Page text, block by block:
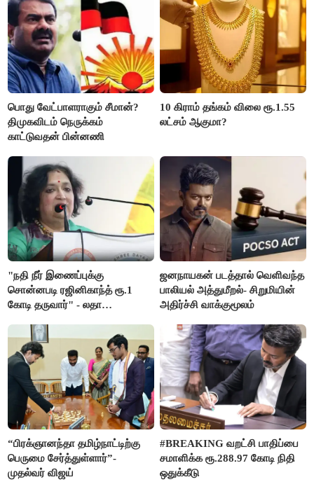
பொது வேட்பாளராகும் சீமான்?
திமுகவிடம் நெருக்கம்
காட்டுவதன் பின்னணி
10 கிராம் தங்கம் விலை ரூ.1.55
லட்சம் ஆகுமா?
"நதி நீர் இணைப்புக்கு
சொன்னபடி ரஜினிகாந்த் ரூ.1
கோடி தருவார்" - லதா
ஜனநாயகன் படத்தால் வெளிவந்த
பாலியல் அத்துமீறல்- சிறுமியின்
அதிர்ச்சி வாக்குமூலம்
“பிரக்ஞானந்தா தமிழ்நாட்டிற்கு
பெருமை சேர்த்துள்ளார்”-
முதல்வர் விஜய்
#BREAKING வறட்சி பாதிப்பை
சமாளிக்க ரூ.288.97 கோடி நிதி
ஒதுக்கீடு